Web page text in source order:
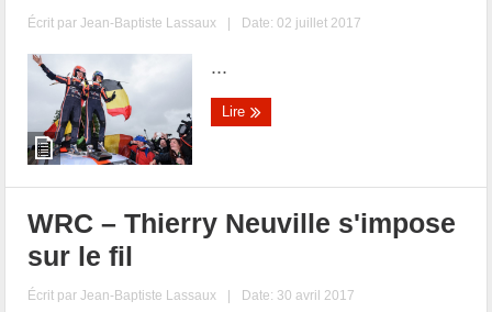
Écrit parJean-Baptiste Lassaux | Date: 02 juillet 2017
...
Lire
WRC – Thierry Neuville s'impose
sur le fil
Écrit parJean-Baptiste Lassaux | Date: 30 avril 2017